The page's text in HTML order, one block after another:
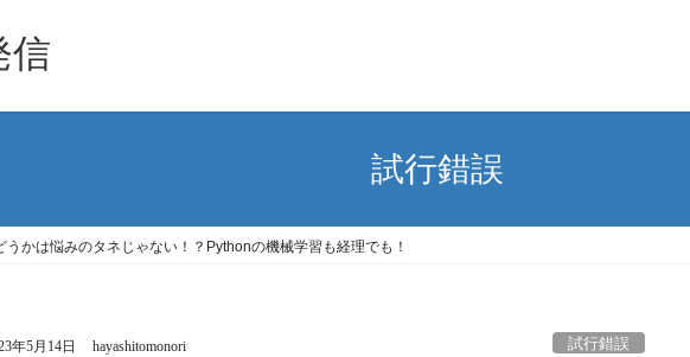
信
試行錯誤
うかは悩みのタネじゃない！？Pythonの機械学習も経理でも！
年5月14日 hayashitomonori 試行錯誤